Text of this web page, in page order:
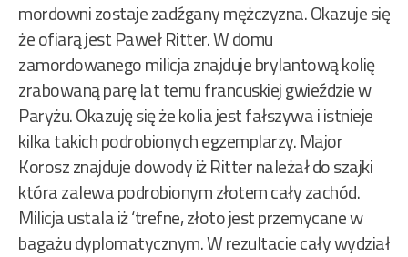
mordowni zostaje zadźgany mężczyzna. Okazuje się
że ofiarą jest Paweł Ritter. W domu
zamordowanego milicja znajduje brylantową kolię
zrabowaną parę lat temu francuskiej gwieździe w
Paryżu. Okazuję się że kolia jest fałszywa i istnieje
kilka takich podrobionych egzemplarzy. Major
Korosz znajduje dowody iż Ritter należał do szajki
która zalewa podrobionym złotem cały zachód.
Milicja ustala iż ‘trefne, złoto jest przemycane w
bagażu dyplomatycznym. W rezultacie cały wydział